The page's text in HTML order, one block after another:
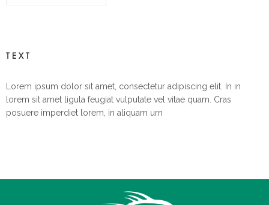
TEXT
Lorem ipsum dolor sit amet, consectetur adipiscing elit. In in
lorem sit amet ligula feugiat vulputate vel vitae quam. Cras
posuere imperdiet lorem, in aliquam urn